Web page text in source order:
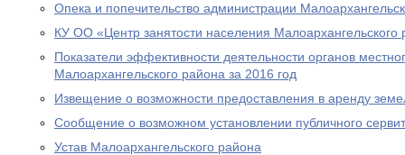
Опека и попечительство администрации
КУ ОО «Центр занятости населения Малоархангельского
Показатели эффективности деятельности органов
Малоархангельского района за 2016 год
Извещение о возможности предоставления в аренду
Сообщение о возможном установлении публичного
Устав Малоархангельского района